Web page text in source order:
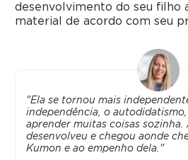
desenvolvimento do seu filho
material de acordo com seu
"Ela se tornou mais
independência, o
aprender muitas coisas sozinha.
desenvolveu e chegou aonde
Kumon e ao empenho dela."